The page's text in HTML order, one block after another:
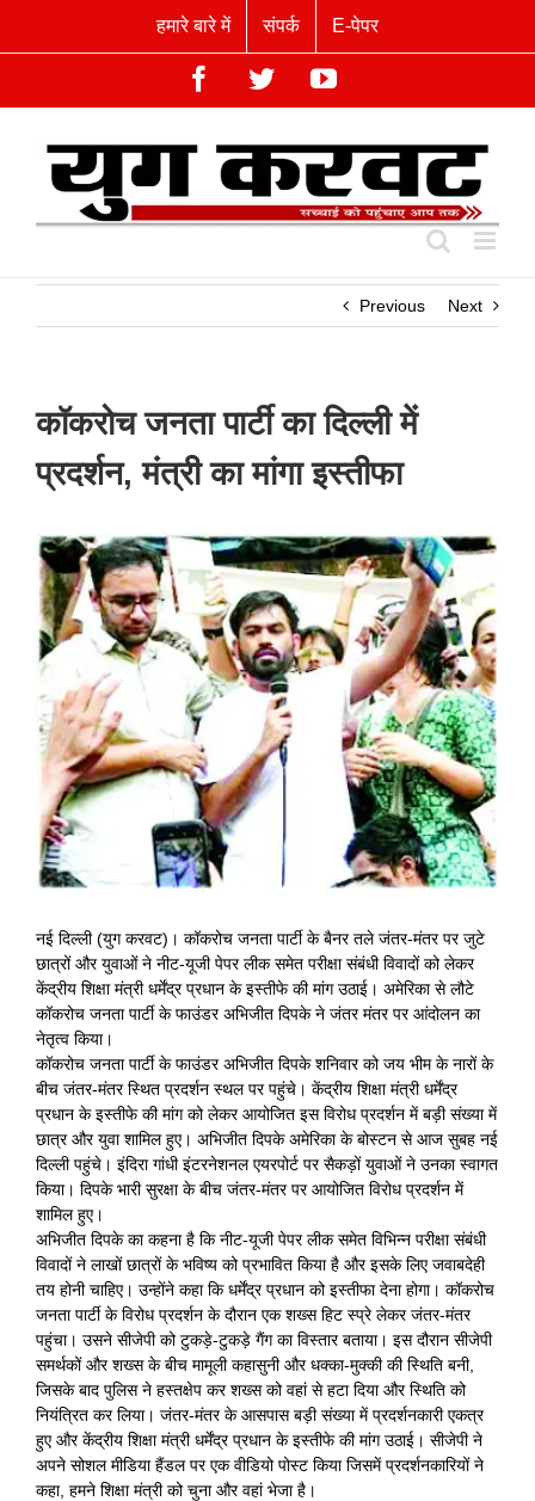
हमारे बारे में संपर्क E-पेपर
Facebook
TwitterYouTube
Previous Next
कॉकरोच जनता पार्टी का दिल्ली में
प्रदर्शन, मंत्री का मांगा इस्तीफा
View
Larger
Image
नई दिल्ली (युग करवट)। कॉकरोच जनता पार्टी के बैनर तले जंतर-मंतर पर जुटे
छात्रों और युवाओं ने नीट-यूजी पेपर लीक समेत परीक्षा संबंधी विवादों को लेकर
केंद्रीय शिक्षा मंत्री धर्मेंद्र प्रधान के इस्तीफे की मांग उठाई। अमेरिका से लौटे
कॉकरोच जनता पार्टी के फाउंडर अभिजीत दिपके ने जंतर मंतर पर आंदोलन का
नेतृत्व किया।
कॉकरोच जनता पार्टी के फाउंडर अभिजीत दिपके शनिवार को जय भीम के नारों के
बीच जंतर-मंतर स्थित प्रदर्शन स्थल पर पहुंचे। केंद्रीय शिक्षा मंत्री धर्मेंद्र
प्रधान के इस्तीफे की मांग को लेकर आयोजित इस विरोध प्रदर्शन में बड़ी संख्या में
छात्र और युवा शामिल हुए। अभिजीत दिपके अमेरिका के बोस्टन से आज सुबह नई
दिल्ली पहुंचे। इंदिरा गांधी इंटरनेशनल एयरपोर्ट पर सैकड़ों युवाओं ने उनका स्वागत
किया। दिपके भारी सुरक्षा के बीच जंतर-मंतर पर आयोजित विरोध प्रदर्शन में
शामिल हुए।
अभिजीत दिपके का कहना है कि नीट-यूजी पेपर लीक समेत विभिन्न परीक्षा संबंधी
विवादों ने लाखों छात्रों के भविष्य को प्रभावित किया है और इसके लिए जवाबदेही
तय होनी चाहिए। उन्होंने कहा कि धर्मेंद्र प्रधान को इस्तीफा देना होगा। कॉकरोच
जनता पार्टी के विरोध प्रदर्शन के दौरान एक शख्स हिट स्प्रे लेकर जंतर-मंतर
पहुंचा। उसने सीजेपी को टुकड़े-टुकड़े गैंग का विस्तार बताया। इस दौरान सीजेपी
समर्थकों और शख्स के बीच मामूली कहासुनी और धक्का-मुक्की की स्थिति बनी,
जिसके बाद पुलिस ने हस्तक्षेप कर शख्स को वहां से हटा दिया और स्थिति को
नियंत्रित कर लिया। जंतर-मंतर के आसपास बड़ी संख्या में प्रदर्शनकारी एकत्र
हुए और केंद्रीय शिक्षा मंत्री धर्मेंद्र प्रधान के इस्तीफे की मांग उठाई। सीजेपी ने
अपने सोशल मीडिया हैंडल पर एक वीडियो पोस्ट किया जिसमें प्रदर्शनकारियों ने
कहा, हमने शिक्षा मंत्री को चुना और वहां भेजा है।